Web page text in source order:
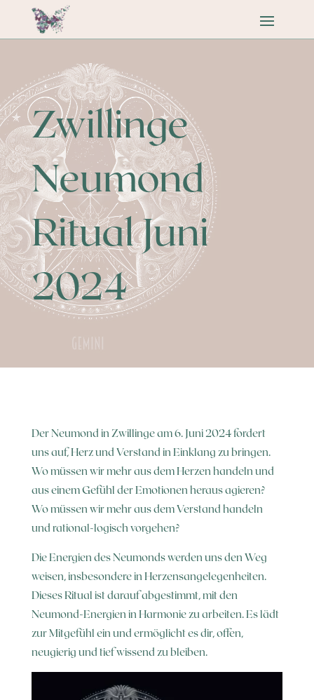
Zwillinge
Neumond
Ritual Juni
2024
Der Neumond in Zwillinge am 6. Juni 2024 fordert
uns auf, Herz und Verstand in Einklang zu bringen.
Wo müssen wir mehr aus dem Herzen handeln und
aus einem Gefühl der Emotionen heraus agieren?
Wo müssen wir mehr aus dem Verstand handeln
und rational-logisch vorgehen?
Die Energien des Neumonds werden uns den Weg
weisen, insbesondere in Herzensangelegenheiten.
Dieses Ritual ist darauf abgestimmt, mit den
Neumond-Energien in Harmonie zu arbeiten. Es lädt
zur Mitgefühl ein und ermöglicht es dir, offen,
neugierig und tief wissend zu bleiben.